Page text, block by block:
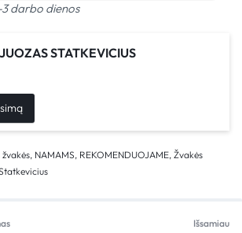
3 darbo dienos
JUOZAS STATKEVICIUS
, NAMAMS, REKOMENDUOJAME, Žvakės
Išsamiau